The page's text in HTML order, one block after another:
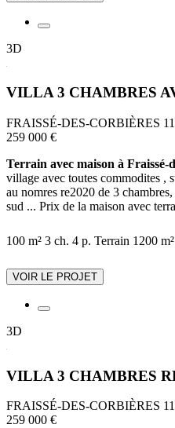
3D
VILLA 3 CHAMBRES
FRAISSÉ-DES-CORBIÈRES
259 000 €
Terrain avec maison à Fraissé-
village avec toutes commodites ,
au nomres re2020 de 3
sud ... Prix de la maison avec
100 m² 3 ch. 4 p. Terrain 1200 m²
VOIR LE PROJET
3D
VILLA 3 CHAMBRES
FRAISSÉ-DES-CORBIÈRES
259 000 €